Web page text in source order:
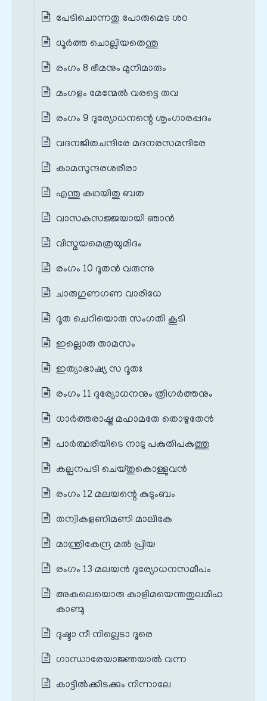
പേടിചൊന്നതു പോരുമെട ശഠ
ധൂർത്ത ചൊല്ലിയതെന്തു
രംഗം 8 ഭീമനും മുനിമാരും
മംഗളം മേന്മേൽ വരട്ടെ തവ
രംഗം 9 ദുര്യോധനന്റെ ശൃംഗാരപ്പദം
വദനജിതചന്ദിരേ മദനരസമന്ദിരേ
കാമസുന്ദരശരീരാ
എന്തു കഥയിതു ബത
വാസകസജ്ജയായി ഞാൻ
വിസ്മയമെത്രയുമിദം
രംഗം 10 ദൂതൻ വരുന്നു
ചാരുഗുണഗണ വാരിധേ
ദൂത ചെറിയൊരു സംഗതി കൂടി
ഇല്ലൊരു താമസം
ഇത്യാഭാഷ്യ സ ദൂതഃ
രംഗം 11 ദുര്യോധനനും ത്രിഗർത്തനും
ധാർത്തരാഷ്ട്ര മഹാമതേ തൊഴുതേൻ
പാർത്ഥരീയിടെ നാടു പകുതിപകുത്തു
കല്പനപടി ചെയ്തുകൊള്ളുവൻ
രംഗം 12 മലയന്റെ കുടുംബം
തന്വികളണിമണി മാലികേ
മാന്ത്രികേന്ദ്ര മൽ പ്രിയ
രംഗം 13 മലയൻ ദുര്യോധനസമീപം
അകലെയൊരു കാളിമയെന്തതുലമിഹ
കാണ്മു
ദുഷ്ടാ നീ നില്ലെടാ ദൂരെ
ഗാന്ധാരേയാജ്ഞയാൽ വന്ന
കാട്ടിൽക്കിടക്കും നിന്നാലേ